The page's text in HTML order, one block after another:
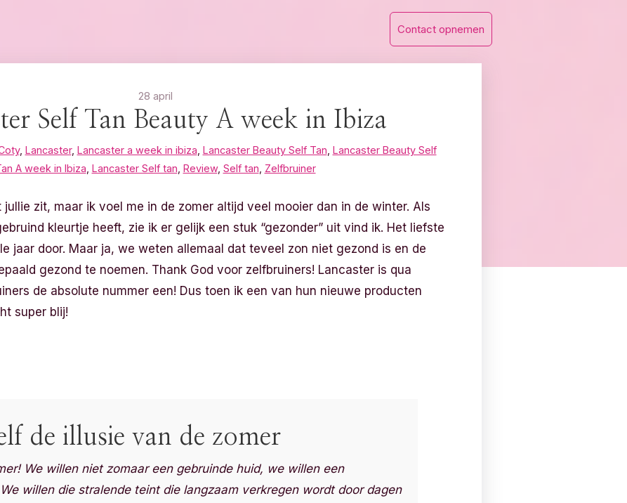
Contact opnemen
28 april
Self Tan Beauty A week in Ibiza
, Lancaster, Lancaster a week in ibiza Lancaster Beauty Self Tan Lancaster Beauty Self
A week in Ibiza Lancaster Self tan Review, Self tan Zelfbruiner
jullie zit, maar ik voel me in de zomer altijd veel mooier dan in de winter. Als
kleurtje heeft, zie ik er gelijk een stuk “gezonder” uit vind ik. Het liefste
jaar door. Maar ja, we weten allemaal dat teveel zon niet gezond is en de
gezond te noemen. Thank God voor zelfbruiners! Lancaster is qua
de absolute nummer een! Dus toen ik een van hun nieuwe producten
super blij!
de illusie van de zomer
We willen niet zomaar een gebruinde huid, we willen een
willen die stralende teint die langzaam verkregen wordt door dagen